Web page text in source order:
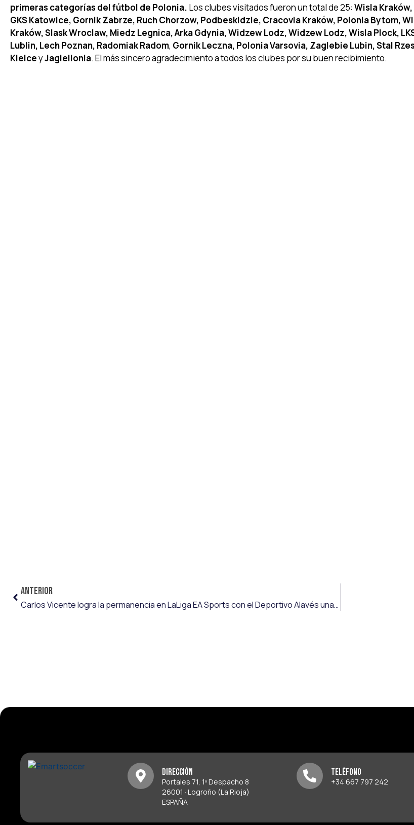
primeras categorías del fútbol de Polonia. Los clubes visitados fueron un total de 25: Wisla
GKS Katowice, Gornik Zabrze, Ruch Chorzow, Podbeskidzie, Cracovia Kraków, Polonia Bytom,
Kraków, Slask Wroclaw, Miedz Legnica, Arka Gdynia, Widzew Lodz, Widzew Lodz, Wisla Plock,
Lublin, Lech Poznan, Radomiak Radom, Gornik Leczna, Polonia Varsovia, Zaglebie Lubin, Stal
KielceyJagiellonia. El más sincero agradecimiento a todos los clubes por su buen recibimiento.
ANTERIOR
Carlos Vicente logra la permanencia en LaLiga EA Sports con el Deportivo Alavés una jornada antes de su conclusión
Dirección
Portales 71, 1º Despacho 8
26001 · Logroño (La Rioja)
ESPAÑA
Teléfono
+34 667 797 242